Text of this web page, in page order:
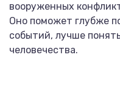
вооруженных
Оно поможет глубже
событий, лучше
человечества.